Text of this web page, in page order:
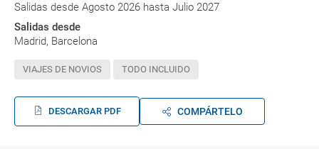
Salidas desde Agosto 2026 hasta Julio 2027
Salidas desde
Madrid, Barcelona
VIAJES DE NOVIOS TODO INCLUIDO
DESCARGAR PDF COMPÁRTELO